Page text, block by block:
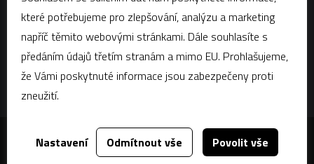
DIČ:CZ28287843
Zápis dle § 13a obchodního zákoníku:Krajský soud v Brně, oddíl C,
vložka 58796
Za tímto webem stojídgstudio.
které potřebujeme pro zlepšování, analýzu a marketing
napříč těmito webovými stránkami. Dále souhlasíte s
předáním údajů třetím stranám a mimo EU. Prohlašujeme,
že Vámi poskytnuté informace jsou zabezpečeny proti
zneužití.
Nastavení Odmítnout vše Povolit vše